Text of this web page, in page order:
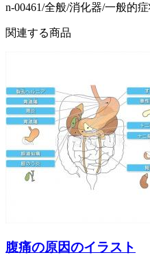
n-00461/全般/消化器/一般的
関連する商品
腹痛の原因のイラスト